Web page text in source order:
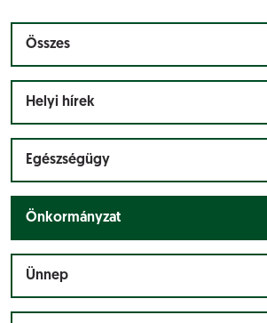
Összes
Helyi hírek
Egészségügy
Önkormányzat
Ünnep